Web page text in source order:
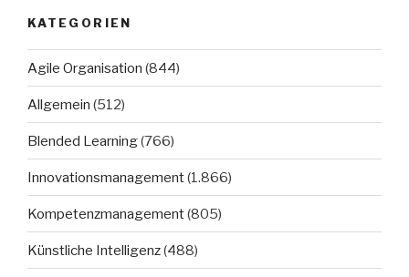
KATEGORIEN
Agile Organisation (844)
Allgemein (512)
Blended Learning(766)
Innovationsmanagement(1.866)
Kompetenzmanagement(805)
Künstliche Intelligenz(488)